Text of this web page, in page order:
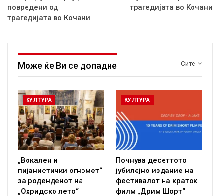
повредени од
трагедијата во Кочани
трагедијата во Кочани
Сите
Може ќе Ви се допадне
КУЛТУРА
„Вокален и
пијанистички огномет“
за роденденот на
„Охридско лето“
КУЛТУРА
Почнува десеттото
јубилејно издание на
фестивалот на краток
филм „Дрим Шорт“